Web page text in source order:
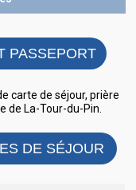
PASSEPORT
carte de séjour, prière
de La-Tour-du-Pin.
DE SÉJOUR